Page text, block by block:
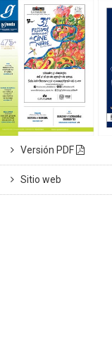
Versión PDF
Sitio web